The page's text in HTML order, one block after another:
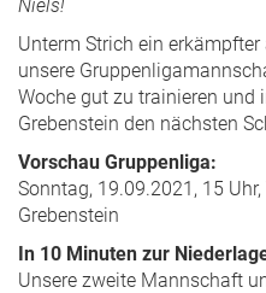
Niels!
Unterm Strich ein
unsere
Woche gut zu trainieren und
Grebenstein den nächsten
Vorschau Gruppenliga:
Sonntag, 19.09.2021, 15
Grebenstein
In 10 Minuten zur
Unsere zweite Mannschaft